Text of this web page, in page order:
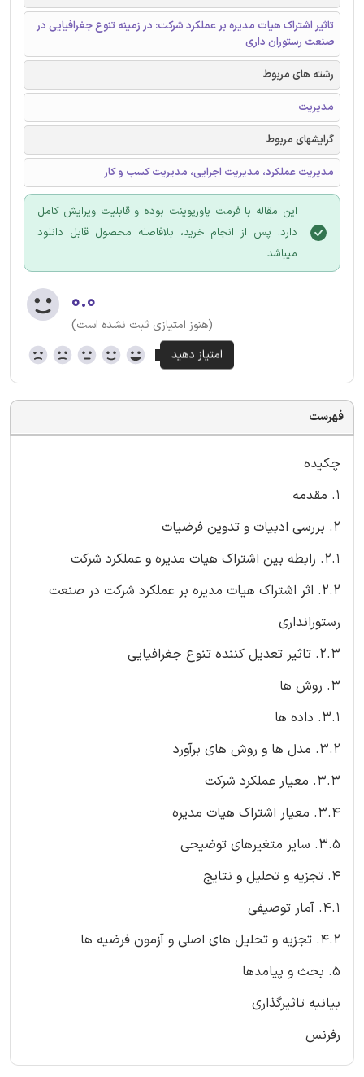
تاثیر اشتراک هیات مدیره بر عملکرد شرکت: در زمینه تنوع جغرافیایی در
صنعت رستوران داری
رشته های مربوط
مدیریت
گرایشهای مربوط
مدیریت عملکرد، مدیریت اجرایی، مدیریت کسب و کار
این مقاله با فرمت پاورپوینت بوده و قابلیت ویرایش کامل
دارد. پس از انجام خرید، بلافاصله محصول قابل دانلود
میباشد.
۰.۰
(هنوز امتیازی ثبت نشده است)
فهرست
چکیده
۱. مقدمه
2. بررسی ادبیات و تدوین فرضیات
2.1. رابطه بین اشتراک هیات مدیره و عملکرد شرکت
2.2. اثر اشتراک هیات مدیره بر عملکرد شرکت در صنعت
رستورانداری
2.3. تاثیر تعدیل کننده تنوع جغرافیایی
۳. روش ها
3.1. داده ها
3.2. مدل ها و روش های برآورد
3.3. معیار عملکرد شرکت
۳.۴. معیار اشتراک هیات مدیره
3.5. سایر متغیرهای توضیحی
۴. تجزیه و تحلیل و نتایج
4.1. آمار توصیفی
4.2. تجزیه و تحلیل های اصلی و آزمون فرضیه ها
۵. بحث و پیامدها
بیانیه تاثیرگذاری
رفرنس